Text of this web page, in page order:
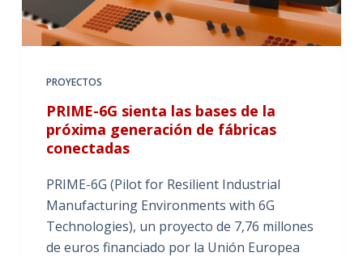
PROYECTOS
PRIME-6G sienta las bases de la
próxima generación de fábricas
conectadas
PRIME-6G (Pilot for Resilient Industrial
Manufacturing Environments with 6G
Technologies), un proyecto de 7,76 millones
de euros financiado por la Unión Europea